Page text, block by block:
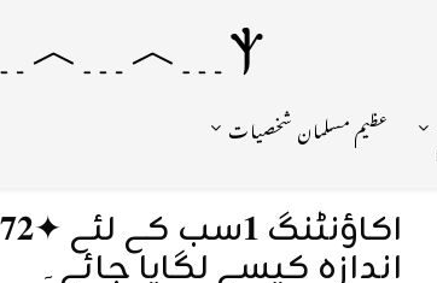
Ⲯ﹍︿﹍︿﹍ الکمونیا ﹍Ⲯ﹍Ⲯ﹍︿﹍☼
عظیم مسلمان شخصیات
اندازہ کیسے لگایا جائے۔